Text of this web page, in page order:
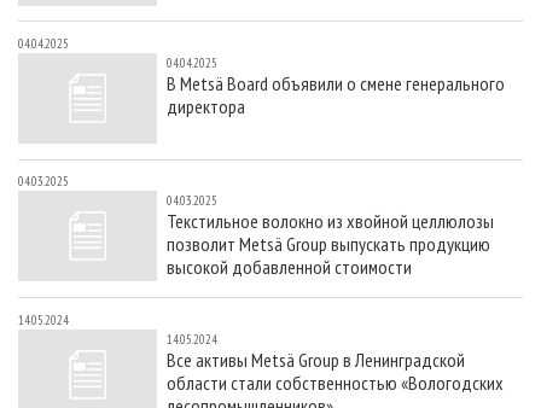
04.04.2025
04.04.2025
В Metsä Board объявили о смене генерального
директора
04.03.2025
04.03.2025
Текстильное волокно из хвойной целлюлозы
позволит Metsä Group выпускать продукцию
высокой добавленной стоимости
14.05.2024
14.05.2024
Все активы Metsä Group в Ленинградской
области стали собственностью «Вологодских